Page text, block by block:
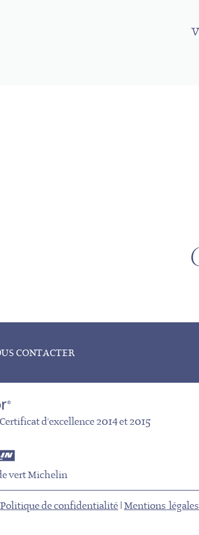
CONTACTER
d'excellence 2014 et 2015
vert Michelin
Politique de confidentialité | Mentions légales